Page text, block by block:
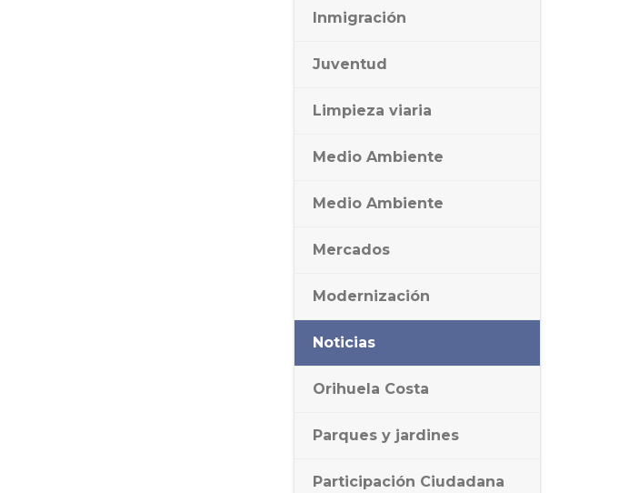
Inmigración
Juventud
Limpieza viaria
Medio Ambiente
Medio Ambiente
Mercados
Modernización
Noticias
Orihuela Costa
Parques y jardines
Participación Ciudadana